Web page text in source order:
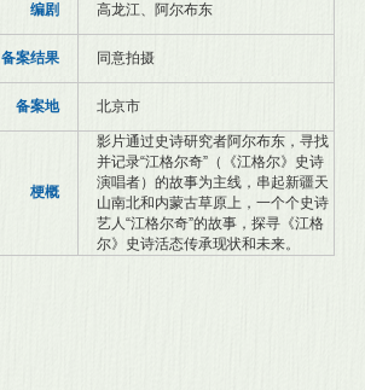
编剧 高龙江、阿尔布东
备案结果 同意拍摄
备案地 北京市
梗概
影片通过史诗研究者阿尔布东，寻找
并记录“江格尔奇”（《江格尔》史诗
演唱者）的故事为主线，串起新疆天
山南北和内蒙古草原上，一个个史诗
艺人“江格尔奇”的故事，探寻《江格
尔》史诗活态传承现状和未来。